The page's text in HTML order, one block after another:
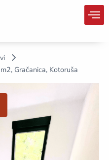
Gračanica, Kotoruša